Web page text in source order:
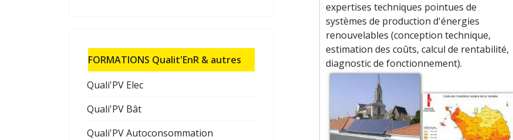
FORMATIONS Qualit'EnR & autres
Quali'PV Elec
Quali'PV Bât
Quali'PV Autoconsommation
expertises techniques pointues de
systèmes de production d'énergies
renouvelables (conception technique,
estimation des coûts, calcul de rentabilité,
diagnostic de fonctionnement).